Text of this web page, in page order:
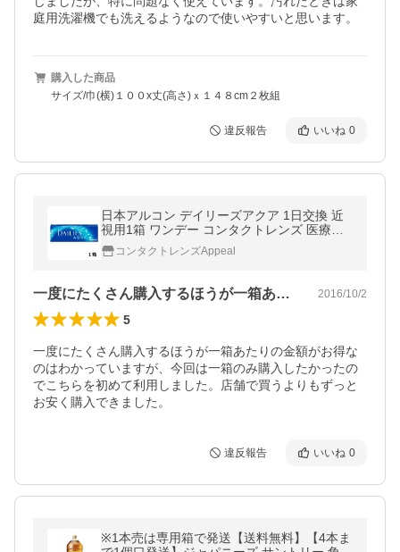
庭用洗濯機でも洗えるようなので使いやすいと思います。
購入した商品
サイズ/巾(横)１００x丈(高さ)ｘ１４８cm２枚組
違反報告 いいね 0
日本アルコン デイリーズアクア 1日交換 近
視用1箱 ワンデー コンタクトレンズ 医療機
器承認番号 21000BZY00068000
コンタクトレンズAppeal
一度にたくさん購入するほうが一箱あたり… 2016/10/2
5
一度にたくさん購入するほうが一箱あたりの金額がお得な
のはわかっていますが、今回は一箱のみ購入したかったの
でこちらを初めて利用しました。店舗で買うよりもずっと
お安く購入できました。
違反報告 いいね 0
※1本売は専用箱で発送【送料無料】【4本ま